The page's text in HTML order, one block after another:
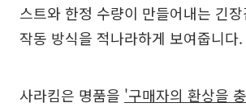
스트와 한정 수량이 만들어내는 긴
작동 방식을 적나라하게 보여줍니다.
사라킴은 명품을 '구매자의 환상을